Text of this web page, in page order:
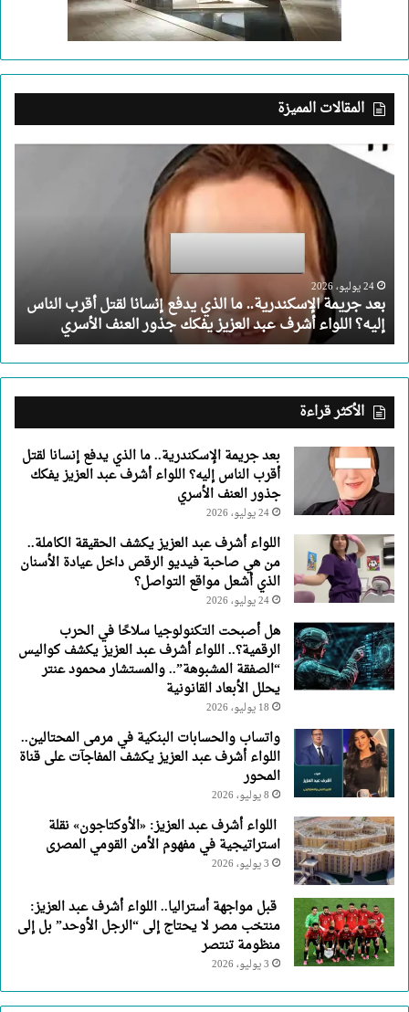
المقالات المميزة
بعد
جريمة
لقتل
أقرب
الناس
إليه؟
اللواء
أشرف
عبد
العزيز
جذور
العنف
الأسري
24 يوليو، 2026
بعد جريمة الإسكندرية.. ما الذي يدفع إنسانا لقتل أقرب الناس
إليه؟ اللواء أشرف عبد العزيز يفكك جذور العنف الأسري
الأكثر قراءة
بعد جريمة الإسكندرية.. ما الذي يدفع إنسانا لقتل
أقرب الناس إليه؟ اللواء أشرف عبد العزيز يفكك
جذور العنف الأسري
24 يوليو، 2026
اللواء أشرف عبد العزيز يكشف الحقيقة الكاملة..
من هي صاحبة فيديو الرقص داخل عيادة الأسنان
الذي أشعل مواقع التواصل؟
24 يوليو، 2026
هل أصبحت التكنولوجيا سلاحًا في الحرب
الرقمية؟.. اللواء أشرف عبد العزيز يكشف كواليس
“الصفقة المشبوهة”.. والمستشار محمود عنتر
يحلل الأبعاد القانونية
18 يوليو، 2026
واتساب والحسابات البنكية في مرمى المحتالين..
اللواء أشرف عبد العزيز يكشف المفاجآت على قناة
المحور
8 يوليو، 2026
اللواء أشرف عبد العزيز: «الأوكتاجون» نقلة
استراتيجية في مفهوم الأمن القومي المصرى
3 يوليو، 2026
قبل مواجهة أستراليا.. اللواء أشرف عبد العزيز:
منتخب مصر لا يحتاج إلى “الرجل الأوحد” بل إلى
منظومة تنتصر
3 يوليو، 2026